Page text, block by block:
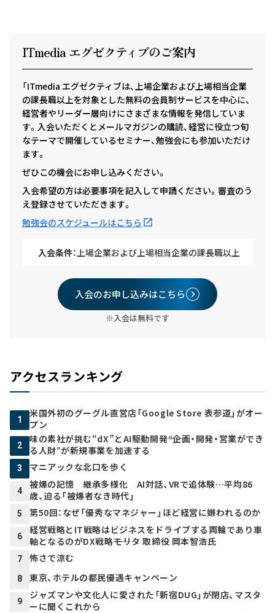
ITmedia エグゼクティ ブのご案内
「ITmedia エグゼクティブは、上場企業および上場相当企業
の課長職以上を対象とした無料の会員制サービスを中心に、
経営者やリーダー層向けにさまざまな情報を発信していま
す。入会いただくとメールマガジンの購読、経営に役立つ旬
なテーマで開催しているセミナー、勉強会にも参加いただけ
ます。
ぜひこの機会にお申し込みください。
入会希望の方は必要事項を記入して申請ください。審査のう
え登録させていただきます。
勉強会のスケジュールはこちら
入会条件： 上場企業および上場相当企業の課長職以上
入会のお申し込みはこちら
※入会は無料です
アクセスランキング
1
米国外初のグーグル直営店「Google Store 表参道」がオー
プン
2
味の素社が挑む“dX”とAI駆動開発――“企画・開発・営業ができ
る人財”が新規事業を加速する
3 マニアックな北口を歩く
4
被爆の記憶 継承多様化 AI対話、VRで追体験…平均86
歳、迫る「被爆者なき時代」
5 第50回：なぜ「優秀なマネジャー」ほど経営に嫌われるのか
6
経営戦略とIT戦略はビジネスをドライブする両輪であり車
軸となるのがDX戦略――モリタ 取締役 岡本智浩氏
7 怖さで涼む
8 東京、ホテルの都民優遇キャンペーン
9
ジャズマンや文化人に愛された「新宿DUG」が閉店、マスタ
ーに聞くこれから